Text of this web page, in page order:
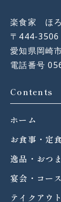
楽食家 ほ
〒444-3506
愛知県岡崎
電話番号
Contents
ホーム
お食事・定
逸品・おつ
宴会・コース
テイクアウト